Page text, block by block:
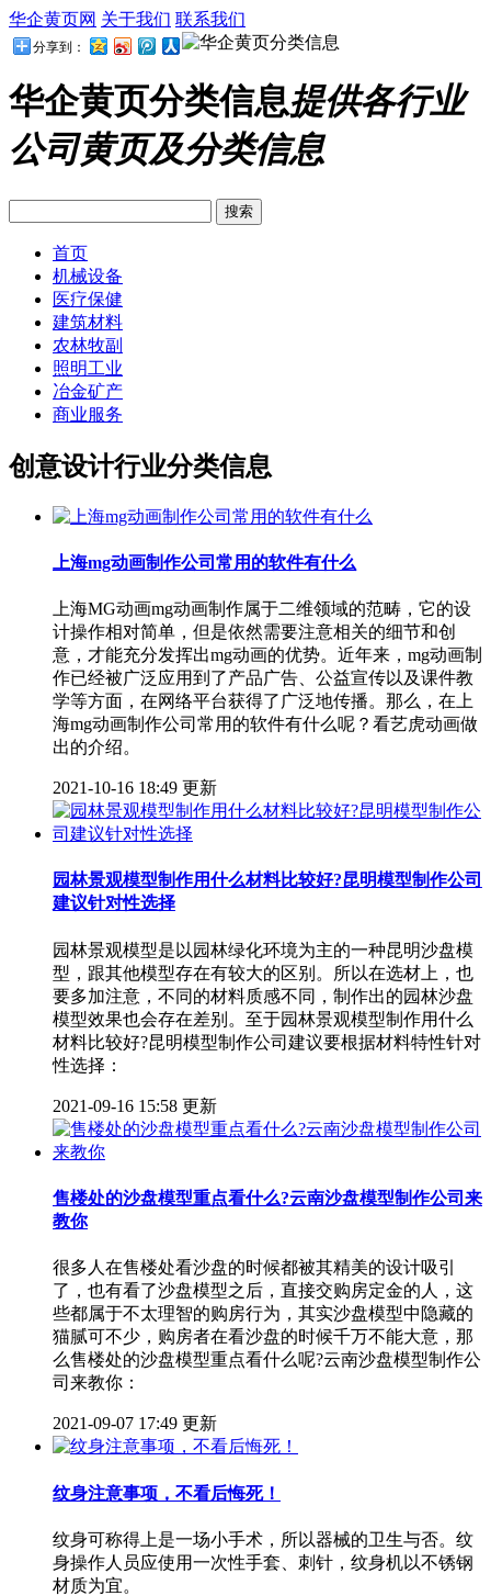
华企黄页网 关于我们 联系我们
分享到：
华企黄页分类信息提供各行业
公司黄页及分类信息
首页
机械设备
医疗保健
建筑材料
农林牧副
照明工业
冶金矿产
商业服务
创意设计行业分类信息
上海mg动画制作公司常用的软件有什么
上海MG动画​ mg动画制作属于二维领域的范畴，它的设
计操作相对简单，但是依然需要注意相关的细节和创
意，才能充分发挥出mg动画的优势。近年来，mg动画制
作已经被广泛应用到了产品广告、公益宣传以及课件教
学等方面，在网络平台获得了广泛地传播。那么，在上
海mg动画制作公司常用的软件有什么呢？看艺虎动画做
出的介绍。
2021-10-16 18:49 更新
园林景观模型制作用什么材料比较好?昆明模型制作公司
建议针对性选择
园林景观模型是以园林绿化环境为主的一种昆明沙盘模
型，跟其他模型存在有较大的区别。所以在选材上，也
要多加注意，不同的材料质感不同，制作出的园林沙盘
模型效果也会存在差别。至于园林景观模型制作用什么
材料比较好?昆明模型制作公司建议要根据材料特性针对
性选择：
2021-09-16 15:58 更新
售楼处的沙盘模型重点看什么?云南沙盘模型制作公司来
教你
很多人在售楼处看沙盘的时候都被其精美的设计吸引
了，也有看了沙盘模型之后，直接交购房定金的人，这
些都属于不太理智的购房行为，其实沙盘模型中隐藏的
猫腻可不少，购房者在看沙盘的时候千万不能大意，那
么售楼处的沙盘模型重点看什么呢?云南沙盘模型制作公
司来教你：
2021-09-07 17:49 更新
纹身注意事项，不看后悔死！
纹身可称得上是一场小手术，所以器械的卫生与否。纹
身操作人员应使用一次性手套、刺针，纹身机以不锈钢
材质为宜。